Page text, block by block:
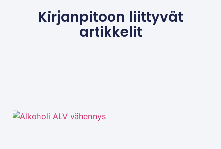
Kirjanpitoon liittyvät
artikkelit